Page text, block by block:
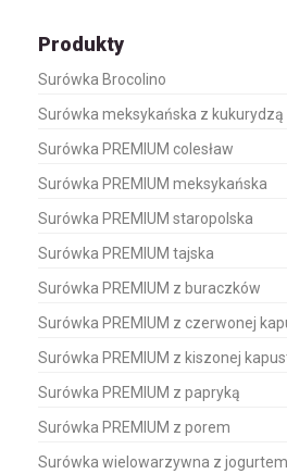
Produkty
Surówka Brocolino
Surówka meksykańska z kukurydzą
Surówka PREMIUM colesław
Surówka PREMIUM meksykańska
Surówka PREMIUM staropolska
Surówka PREMIUM tajska
Surówka PREMIUM z buraczków
Surówka PREMIUM z czerwonej
Surówka PREMIUM z kiszonej
Surówka PREMIUM z papryką
Surówka PREMIUM z porem
Surówka wielowarzywna z